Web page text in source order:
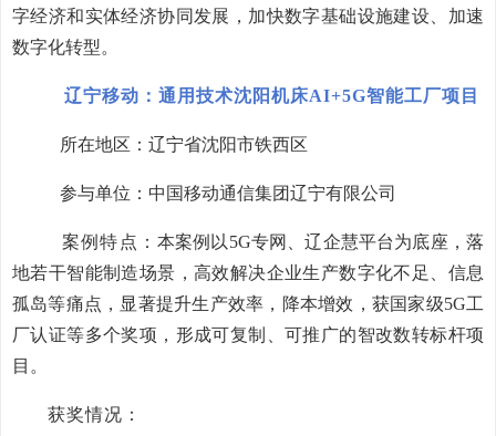
字经济和实体经济协同发展，加快数字基础设施建设、加速
数字化转型。
辽宁移动：通用技术沈阳机床AI+5G智能工厂项目
所在地区：辽宁省沈阳市铁西区
参与单位：中国移动通信集团辽宁有限公司
案例特点： 本案例以5G专网、辽企慧平台为底座，落
地若干智能制造场景，高效解决企业生产数字化不足、信息
孤岛等痛点，显著提升生产效率，降本增效，获国家级5G工
厂认证等多个奖项，形成可复制、可推广的智改数转标杆项
目。
获奖情况：